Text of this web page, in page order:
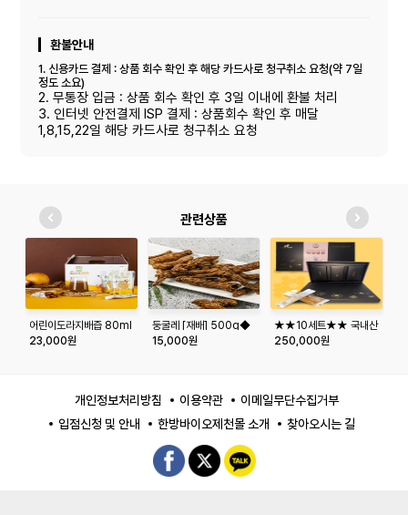
환불안내
1. 신용카드 결제 : 상품 회수 확인 후 해당 카드사로 청구취소 요청(약 7일
정도 소요)
2. 무통장 입금 : 상품 회수 확인 후 3일 이내에 환불 처리
3. 인터넷 안전결제 ISP 결제 : 상품회수 확인 후 매달
1,8,15,22일 해당 카드사로 청구취소 요청
관련상품
어린이도라지배즙 80ml
x 25개입
23,000원
둥굴레 [재배] 500g◆
15,000원
★★10세트★★ 국내산
프리미엄 천연벌꿀 스틱
250,000원
개인정보처리방침 이용약관
이메일무단수집거부
입점신청 및 안내
한방바이오제천몰 소개 찾아오시는 길